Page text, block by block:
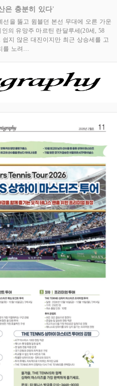
은 충분히 있다'
선을 뚫고 윔블던 본선 무대에 오른 가운
의 유망주 마르틴 란달루세(20세, 58
쉽지 않은 대진이지만 최근 상승세를 고
를 노려…